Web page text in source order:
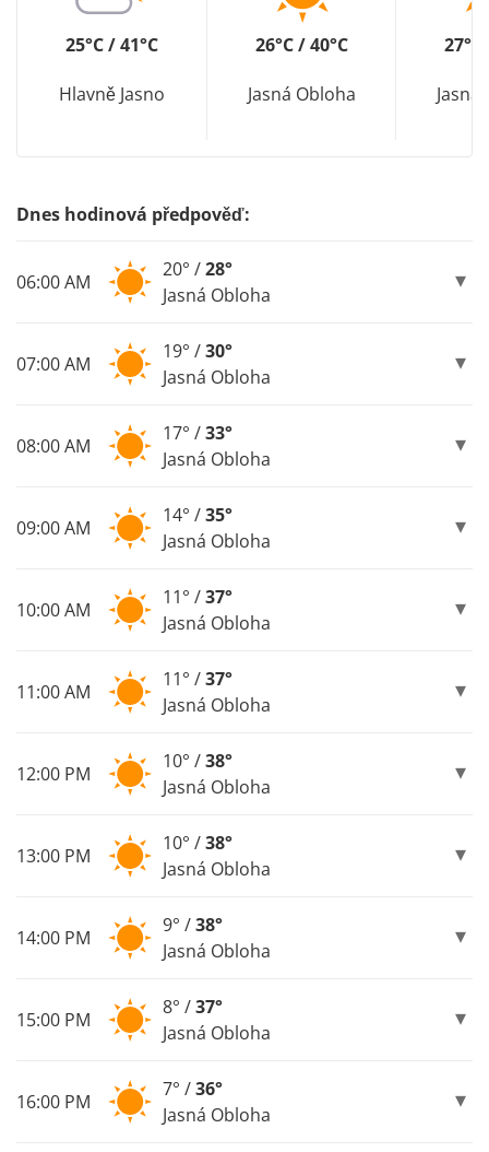
25°C / 41°C
Hlavně Jasno
26°C / 40°C
Jasná Obloha
27°C
Jasná
Dnes hodinová předpověď:
06:00 AM
20° /28°
Jasná Obloha
07:00 AM
19° /30°
Jasná Obloha
08:00 AM
17° /33°
Jasná Obloha
09:00 AM
14° /35°
Jasná Obloha
10:00 AM
11° /37°
Jasná Obloha
11:00 AM
11° /37°
Jasná Obloha
12:00 PM
10° /38°
Jasná Obloha
13:00 PM
10° /38°
Jasná Obloha
14:00 PM
9° /38°
Jasná Obloha
15:00 PM
8° /37°
Jasná Obloha
16:00 PM
7° /36°
Jasná Obloha